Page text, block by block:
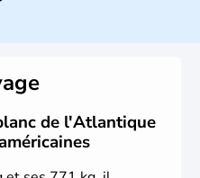
succédées avant l'arrivée
du continent par
Les 13 colonies
d'indépendance
constitution en 1787.
ensuite l'entrée dans une
de l'Atlantique